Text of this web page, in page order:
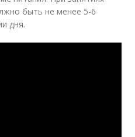
быть не менее 5-6
дня.